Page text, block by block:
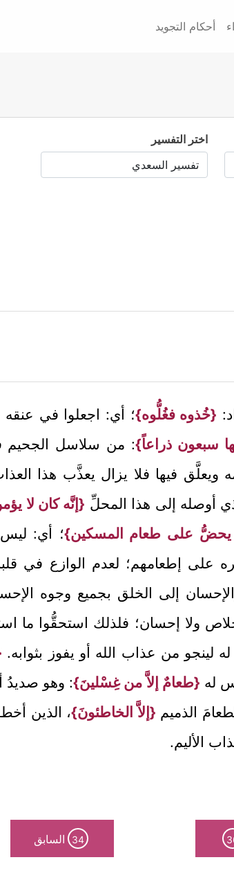
أحكام التجويد
اختر التفسير
{خُذوه فغُلُّوه}؛ أي: اجعلوا في عنقه
سبعون ذراعاً}: من سلاسل الجحيم
فيها فلا يزال يعذَّب هذا
أوصله إلى هذا المحلِّ {إنَّه كان لا
يحضُّ على طعام المسكين}؛ أي: ليس
إطعامهم؛ لعدم الوازع في
والإحسان إلى الخلق بجميع وجوه
ولا إحسان؛ فلذلك استحقُّوا ما
من عذاب الله أو يفوز بثوابه.
له {طعامٌ إلاَّ من غِسْلينَ}: وهو صديدُ
الذميم {إلاَّ الخاطئونَ}، الذين
الأليم.
34 السابق